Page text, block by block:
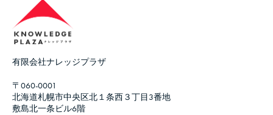
有限会社ナレッジプラザ
〒060-0001
北海道札幌市中央区北１条西３丁目3番地
敷島北一条ビル6階